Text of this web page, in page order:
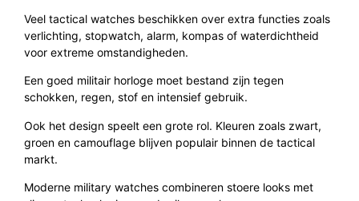
Veel tactical watches beschikken over extra functies zoals
verlichting, stopwatch, alarm, kompas of waterdichtheid
voor extreme omstandigheden.
Een goed militair horloge moet bestand zijn tegen
schokken, regen, stof en intensief gebruik.
Ook het design speelt een grote rol. Kleuren zoals zwart,
groen en camouflage blijven populair binnen de tactical
markt.
Moderne military watches combineren stoere looks met